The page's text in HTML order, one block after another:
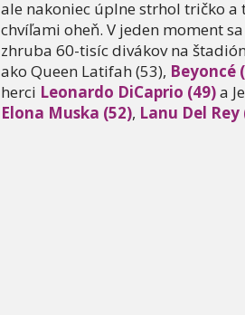
ale nakoniec úplne strhol tričko
chvíľami oheň. V jeden moment
zhruba 60-tisíc divákov na
ako Queen Latifah (53), Beyoncé
herci Leonardo DiCaprio (49)a
Elona Muska (52), Lanu Del Rey